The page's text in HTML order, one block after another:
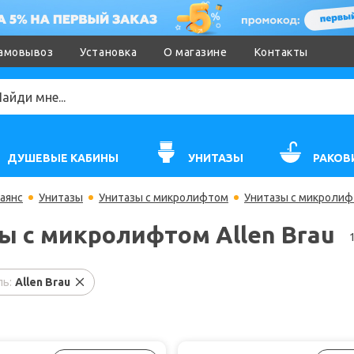
Установка О магазине Контакты
ДУШЕВЫЕ КАБИНЫ УНИТАЗЫ
Унитазы Унитазы с микролифтом Унитазы с
с микролифтом Allen Brau
Allen Brau